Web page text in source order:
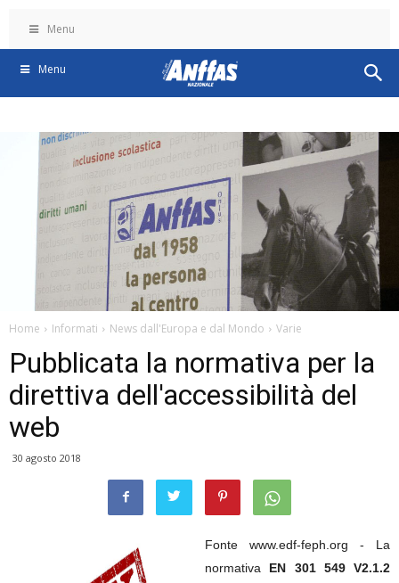
Menu
Menu
Home Informati News dall'Europa e dal Mondo Varie
Pubblicata la normativa per la
direttiva dell'accessibilità del
web
30 agosto 2018
Fonte www.edf-feph.org - La
normativa EN 301 549 V2.1.2